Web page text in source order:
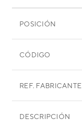
POSICIÓN
CÓDIGO
REF. FABRICANTE
DESCRIPCIÓN